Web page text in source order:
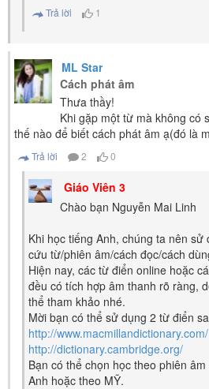
Trả lời 1
ML Star
Cách phát âm
Thưa thầy!
Khi gặp một từ mà không có
thế nào để biết cách phát âm ạ(đó là
Trả lời 2 0
Giáo Viên 3
Chào bạn Nguyễn Mai Linh
Khi học tiếng Anh, chúng ta nên sử
cứu từ/phiên âm/cách đọc/cách
Hiện nay, các từ điển online hoặc
đều có tích hợp âm thanh rõ ràng,
thể tham khảo nhé.
Mời bạn có thể sử dụng 2 từ điển
http://www.macmillandictionary.com/
http://dictionary.cambridge.org/
Bạn có thể chọn học theo phiên
Anh hoặc theo MỸ.